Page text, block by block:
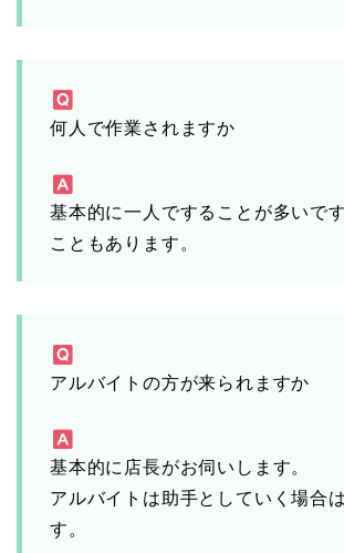
何人で作業されますか
基本的に一人ですることが多いで
こともあります。
アルバイトの方が来られますか
基本的に店長がお伺いします。
アルバイトは助手としていく場合
す。